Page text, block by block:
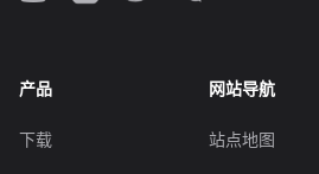
产品
下载
网站导航
站点地图